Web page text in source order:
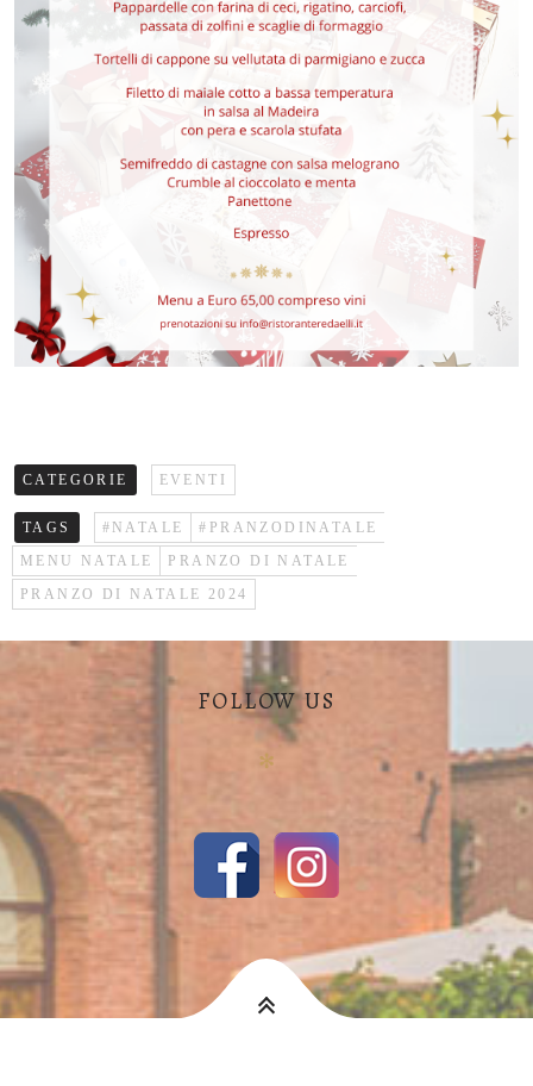
CATEGORIE EVENTI
TAGS #NATALE
#PRANZODINATALE
MENU NATALE
PRANZO DI NATALE
PRANZO DI NATALE 2024
FOLLOW US
✻